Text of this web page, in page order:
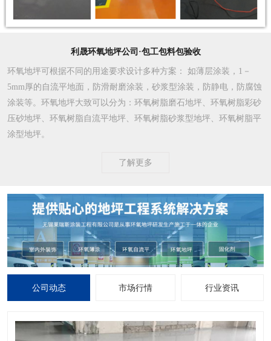
利晟环氧地坪公司·包工包料包验收
环氧地坪可根据不同的用途要求设计多种方案 ： 如薄层涂装，1－
5mm厚的自流平地面，防滑耐磨涂装，砂浆型涂装，防静电，防腐蚀
涂装等。环氧地坪大致可以分为：环氧树脂磨石地坪、环氧树脂彩砂
压砂地坪、环氧树脂自流平地坪、环氧树脂砂浆型地坪、环氧树脂平
涂型地坪。
了解更多
公司动态 市场行情 行业资讯